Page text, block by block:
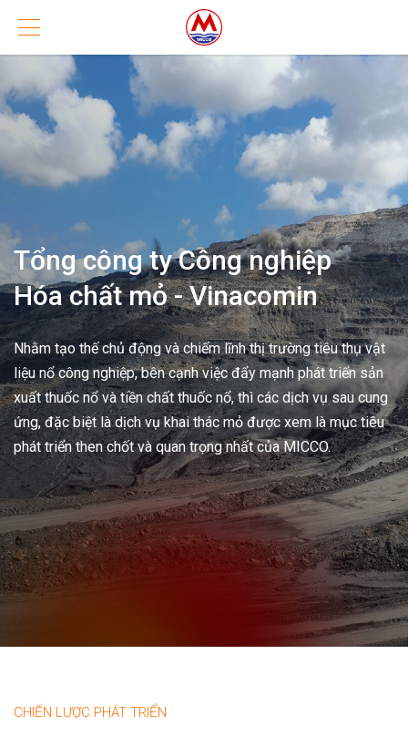
nghiệp
lĩnh thị trường tiêu thụ vật
đẩy mạnh phát triển sản
thì các dịch vụ sau cung
mỏ được xem là mục tiêu
nhất của MICCO.
CHIẾN LƯỢC PHÁT TRIỂN